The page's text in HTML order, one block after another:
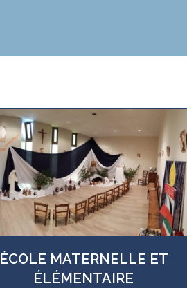
ÉCOLE MATERNELLE ET
ÉLÉMENTAIRE